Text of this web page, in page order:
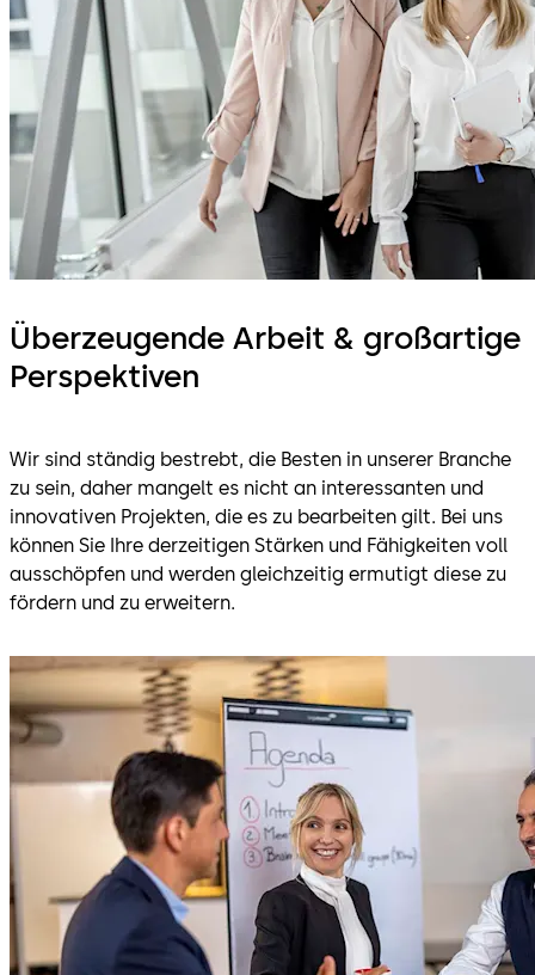
Überzeugende Arbeit & großartige
Perspektiven
Wir sind ständig bestrebt, die Besten in unserer Branche
zu sein, daher mangelt es nicht an interessanten und
innovativen Projekten, die es zu bearbeiten gilt. Bei uns
können Sie Ihre derzeitigen Stärken und Fähigkeiten voll
ausschöpfen und werden gleichzeitig ermutigt diese zu
fördern und zu erweitern.